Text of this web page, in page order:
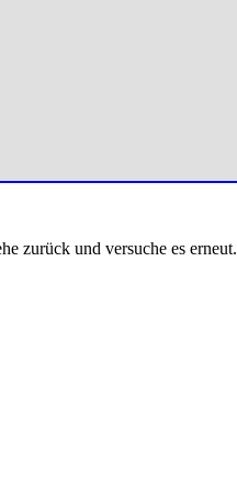
zurück und versuche es erneut.